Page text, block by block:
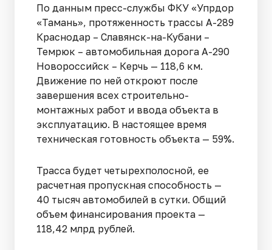
По данным пресс-службы ФКУ «Упрдор
«Тамань», протяженность трассы А-289
Краснодар – Славянск-на-Кубани –
Темрюк – автомобильная дорога А-290
Новороссийск – Керчь — 118,6 км.
Движение по ней откроют после
завершения всех строительно-
монтажных работ и ввода объекта в
эксплуатацию. В настоящее время
техническая готовность объекта — 59%.
Трасса будет четырехполосной, ее
расчетная пропускная способность —
40 тысяч автомобилей в сутки. Общий
объем финансирования проекта —
118,42 млрд рублей.